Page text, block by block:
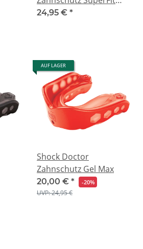
Power
24,95 € *
AUF LAGER
Shock Doctor
Zahnschutz Gel Max
20,00 € * -20%
UVP: 24,95 €